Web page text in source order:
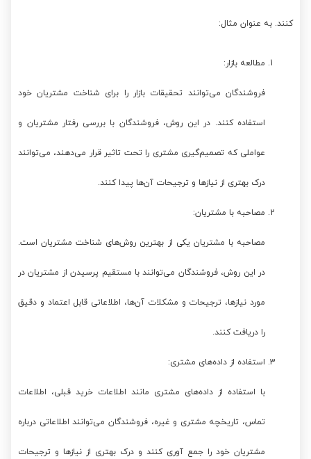
کنند. به عنوان مثال:
مطالعه بازار:
فروشندگان می‌توانند تحقیقات بازار را برای شناخت مشتریان خود
استفاده کنند. در این روش، فروشندگان با بررسی رفتار مشتریان و
عواملی که تصمیم‌گیری مشتری را تحت تاثیر قرار می‌دهند، می‌توانند
درک بهتری از نیازها و ترجیحات آن‌ها پیدا کنند.
مصاحبه با مشتریان:
مصاحبه با مشتریان یکی از بهترین روش‌های شناخت مشتریان است.
در این روش، فروشندگان می‌توانند با مستقیم پرسیدن از مشتریان در
مورد نیازها، ترجیحات و مشکلات آن‌ها، اطلاعاتی قابل اعتماد و دقیق
را دریافت کنند.
استفاده از داده‌های مشتری:
با استفاده از داده‌های مشتری مانند اطلاعات خرید قبلی، اطلاعات
تماس، تاریخچه مشتری و غیره، فروشندگان می‌توانند اطلاعاتی درباره
مشتریان خود را جمع آوری کنند و درک بهتری از نیازها و ترجیحات